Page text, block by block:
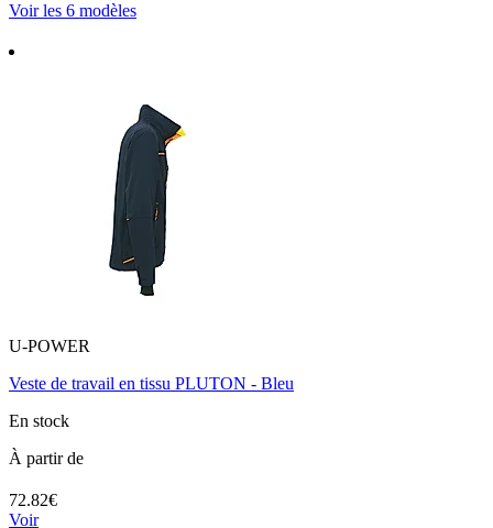
Voir les 6 modèles
U-POWER
Veste de travail en tissu PLUTON - Bleu
En stock
À partir de
72.82€
Voir